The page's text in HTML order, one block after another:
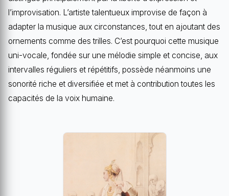
l’improvisation. L’artiste talentueux improvise de façon à
adapter la musique aux circonstances, tout en ajoutant des
ornements comme des trilles. C’est pourquoi cette musique
uni-vocale, fondée sur une mélodie simple et concise, aux
intervalles réguliers et répétitifs, possède néanmoins une
sonorité riche et diversifiée et met à contribution toutes les
capacités de la voix humaine.